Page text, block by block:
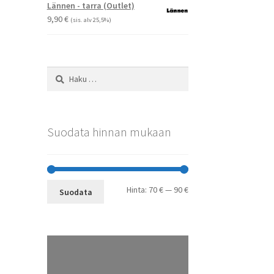
Lännen - tarra (Outlet)
9,90€ (sis. alv 25,5%)
Haku:
Suodata hinnan mukaan
Minimihinta
Maksimihinta
Suodata Hinta: 70 €— 90 €